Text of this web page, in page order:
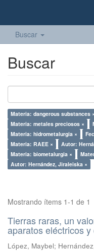
Buscar
Buscar
Materia: dangerous substances ×
Materia: metales preciosos ×
Materia: hidrometalurgia ×
Materia: RAEE ×
Autor:
Materia: biometalurgia ×
Autor: Hernández, Jiraleiska ×
Mostrando ítems 1-1 de 1
Tierras raras, un
aparatos eléctricos
López, Maybel;